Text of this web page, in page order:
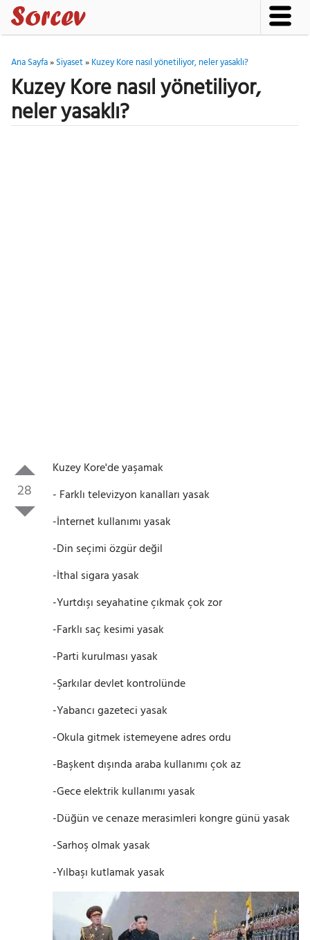
Ana Sayfa»Siyaset»Kuzey Kore nasıl yönetiliyor, neler yasaklı?
Kuzey Kore nasıl yönetiliyor,
neler yasaklı?
28
Kuzey Kore'de yaşamak
- Farklı televizyon kanalları yasak
-İnternet kullanımı yasak
-Din seçimi özgür değil
-İthal sigara yasak
-Yurtdışı seyahatine çıkmak çok zor
-Farklı saç kesimi yasak
-Parti kurulması yasak
-Şarkılar devlet kontrolünde
-Yabancı gazeteci yasak
-Okula gitmek istemeyene adres ordu
-Başkent dışında araba kullanımı çok az
-Gece elektrik kullanımı yasak
-Düğün ve cenaze merasimleri kongre günü yasak
-Sarhoş olmak yasak
-Yılbaşı kutlamak yasak